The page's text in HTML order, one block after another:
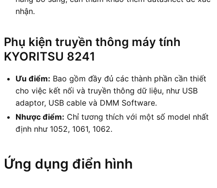
nhận.
Phụ kiện truyền thông máy tính
KYORITSU 8241
Ưu điểm: Bao gồm đầy đủ các thành phần cần thiết
cho việc kết nối và truyền thông dữ liệu, như USB
adaptor, USB cable và DMM Software.
Nhược điểm: Chỉ tương thích với một số model nhất
định như 1052, 1061, 1062.
Ứng dụng điển hình